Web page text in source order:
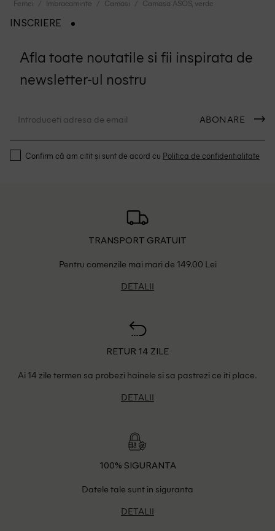
Femei Imbracaminte Camasi Camasa ASOS, verde
INSCRIERE
Afla toate noutatile si fii inspirata de
newsletter-ul nostru
ABONARE
Confirm că am citit și sunt de acord cu Politica de confidentialitate
TRANSPORT GRATUIT
Pentru comenzile mai mari de 149.00 Lei
DETALII
RETUR 14 ZILE
Ai 14 zile termen sa probezi hainele si sa pastrezi ce iti place.
DETALII
100% SIGURANTA
Datele tale sunt in siguranta
DETALII